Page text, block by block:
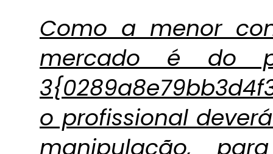
Como a menor
mercado é do
o profissional
manipulação,